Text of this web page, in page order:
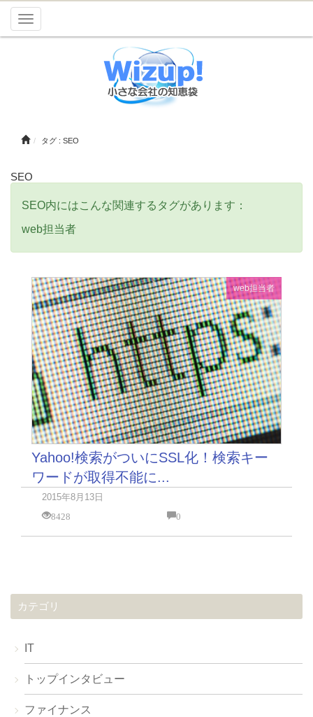
Toggle
タグ : SEO
SEO
SEO内にはこんな関連するタグがあります：
web担当者
web担当者
Yahoo!検索がついにSSL化！検索キー
ワードが取得不能に...
2015年8月13日
8428
0
カテゴリ
IT
トップインタビュー
ファイナンス